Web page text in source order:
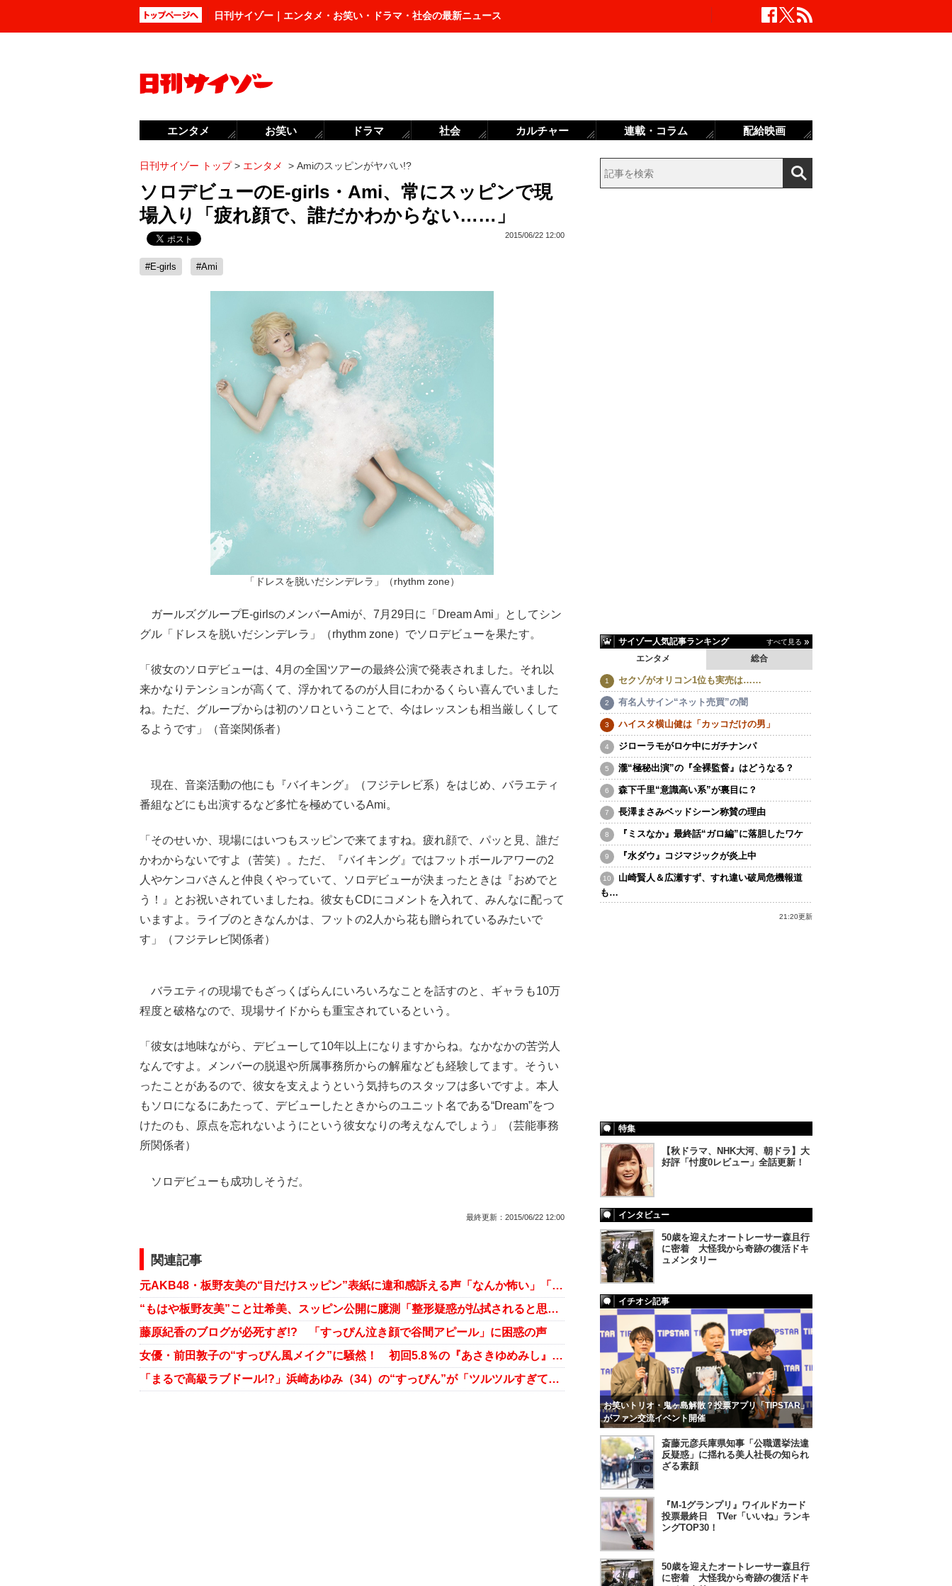
日刊サイゾー｜エンタメ・お笑い・ドラマ・社会の最新ニュース
日刊サイゾー トップ> エンタメ > Amiのスッピンがヤバい!?
ソロデビューのE-girls・Ami、常にスッピンで現
場入り「疲れ顔で、誰だかわからない……」
2015/06/22 12:00
#E-girls #Ami
「ドレスを脱いだシンデレラ」（rhythm zone）
ガールズグループE-girlsのメンバーAmiが、7月29日に「Dream Ami」としてシン
グル「ドレスを脱いだシンデレラ」（rhythm zone）でソロデビューを果たす。
「彼女のソロデビューは、4月の全国ツアーの最終公演で発表されました。それ以
来かなりテンションが高くて、浮かれてるのが人目にわかるくらい喜んでいました
ね。ただ、グループからは初のソロということで、今はレッスンも相当厳しくして
るようです」（音楽関係者）
現在、音楽活動の他にも『バイキング』（フジテレビ系）をはじめ、バラエティ
番組などにも出演するなど多忙を極めているAmi。
「そのせいか、現場にはいつもスッピンで来てますね。疲れ顔で、パッと見、誰だ
かわからないですよ（苦笑）。ただ、『バイキング』ではフットボールアワーの2
人やケンコバさんと仲良くやっていて、ソロデビューが決まったときは『おめでと
う！』とお祝いされていましたね。彼女もCDにコメントを入れて、みんなに配って
いますよ。ライブのときなんかは、フットの2人から花も贈られているみたいで
す」（フジテレビ関係者）
バラエティの現場でもざっくばらんにいろいろなことを話すのと、ギャラも10万
程度と破格なので、現場サイドからも重宝されているという。
「彼女は地味ながら、デビューして10年以上になりますからね。なかなかの苦労人
なんですよ。メンバーの脱退や所属事務所からの解雇なども経験してます。そうい
ったことがあるので、彼女を支えようという気持ちのスタッフは多いですよ。本人
もソロになるにあたって、デビューしたときからのユニット名である“Dream”をつ
けたのも、原点を忘れないようにという彼女なりの考えなんでしょう」（芸能事務
所関係者）
ソロデビューも成功しそうだ。
最終更新： 2015/06/22 12:00
関連記事
元AKB48・板野友美の“目だけスッピン”表紙に違和感訴える声「なんか怖い」「ザワザワする」
“もはや板野友美”こと辻希美、スッピン公開に臆測「整形疑惑が払拭されると思っているのかも」
藤原紀香のブログが必死すぎ!? 「すっぴん泣き顔で谷間アピール」に困惑の声
女優・前田敦子の“すっぴん風メイク”に騒然！ 初回5.8％の『あさきゆめみし』は大丈夫か
「まるで高級ラブドール!?」浜崎あゆみ（34）の“すっぴん”が「ツルツルすぎて怖い」の声
サイゾー人気記事ランキング すべて見る
エンタメ 総合
セクゾがオリコン1位も実売は……
有名人サイン“ネット売買”の闇
ハイスタ横山健は「カッコだけの男」
ジローラモがロケ中にガチナンパ
瀧“極秘出演”の『全裸監督』はどうなる？
森下千里“意識高い系”が裏目に？
長澤まさみベッドシーン称賛の理由
『ミスなか』最終話“ガロ編”に落胆したワケ
『水ダウ』コジマジックが炎上中
山崎賢人＆広瀬すず、すれ違い破局危機報道
も…
21:20更新
特集
【秋ドラマ、NHK大河、朝ドラ】大
好評「忖度0レビュー」全話更新！
インタビュー
50歳を迎えたオートレーサー森且行
に密着 大怪我から奇跡の復活ドキ
ュメンタリー
イチオシ記事
お笑いトリオ・鬼ヶ島解散？投票アプリ「TIPSTAR」
がファン交流イベント開催
斎藤元彦兵庫県知事「公職選挙法違
反疑惑」に揺れる美人社長の知られ
ざる素顔
『M-1グランプリ』ワイルドカード
投票最終日 TVer「いいね」ランキ
ングTOP30！
50歳を迎えたオートレーサー森且行
に密着 大怪我から奇跡の復活ドキ
エンタメ お笑い ドラマ 社会 カルチャー 連載・コラム 配給映画